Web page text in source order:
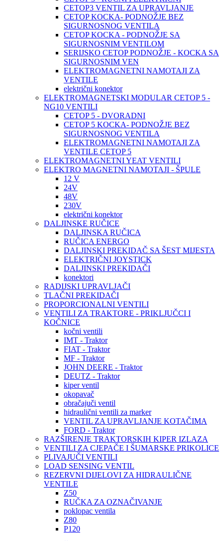
CETOP3 VENTIL ZA UPRAVLJANJE
CETOP KOCKA- PODNOŽJE BEZ
SIGURNOSNOG VENTILA
CETOP KOCKA - PODNOŽJE SA
SIGURNOSNIM VENTILOM
SERIJSKO CETOP PODNOŽJE - KOCKA SA
SIGURNOSNIM VEN
ELEKTROMAGNETNI NAMOTAJI ZA
VENTILE
električni konektor
ELEKTROMAGNETSKI MODULAR CETOP 5 -
NG10 VENTILI
CETOP 5 - DVORADNI
CETOP 5 KOCKA- PODNOŽJE BEZ
SIGURNOSNOG VENTILA
ELEKTROMAGNETNI NAMOTAJI ZA
VENTILE CETOP 5
ELEKTROMAGNETNI YEAT VENTILI
ELEKTRO MAGNETNI NAMOTAJI - ŠPULE
12 V
24V
48V
230V
električni konektor
DALJINSKE RUČICE
DALJINSKA RUČICA
RUČICA ENERGO
DALJINSKI PREKIDAČ SA ŠEST MIJESTA
ELEKTRIČNI JOYSTICK
DALJINSKI PREKIDAČI
konektori
RADIJSKI UPRAVLJAČI
TLAČNI PREKIDAČI
PROPORCIONALNI VENTILI
VENTILI ZA TRAKTORE - PRIKLJUČCI I
KOČNICE
kočni ventili
IMT - Traktor
FIAT - Traktor
MF - Traktor
JOHN DEERE - Traktor
DEUTZ - Traktor
kiper ventil
okopavač
obračajuči ventil
hidraulični ventili za marker
VENTIL ZA UPRAVLJANJE KOTAČIMA
FORD - Traktor
RAZŠIRENJE TRAKTORSKIH KIPER IZLAZA
VENTILI ZA CJEPAČE I ŠUMARSKE PRIKOLICE
PLIVAJUČI VENTILI
LOAD SENSING VENTIL
REZERVNI DIJELOVI ZA HIDRAULIČNE
VENTILE
Z50
RUČKA ZA OZNAČIVANJE
poklopac ventila
Z80
P120